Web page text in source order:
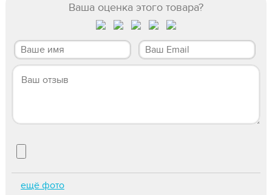
Ваша оценка этого товара?
ещё фото